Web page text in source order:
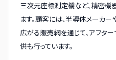
三次元座標測定機など、精密機
ます。顧客には、半導体メーカ
広がる販売網を通じて、アフタ
供も行っています。